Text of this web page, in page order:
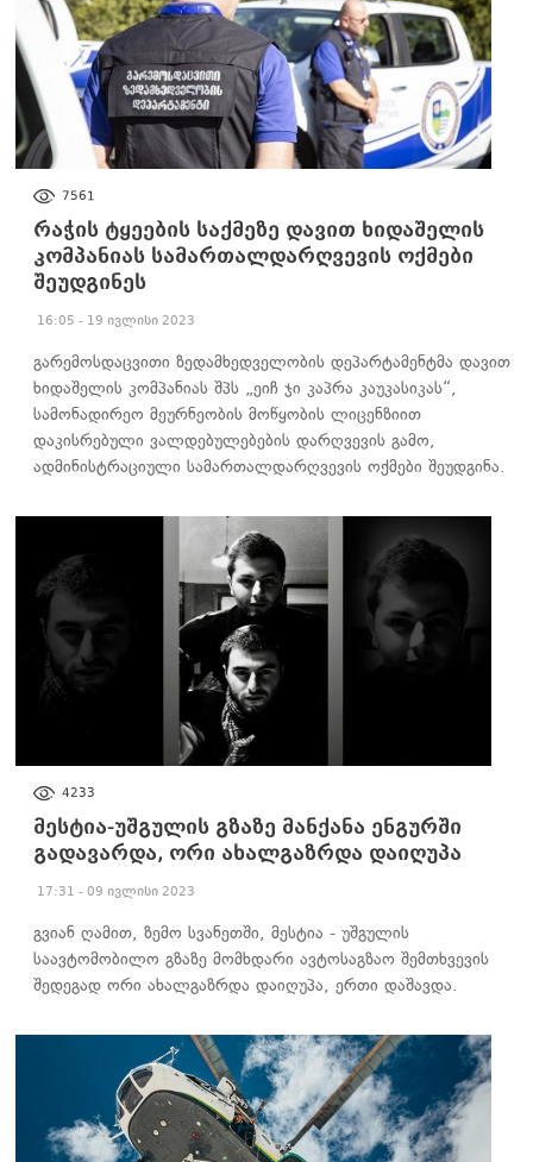
7561
რაჭის ტყეების საქმეზე დავით ხიდაშელის
კომპანიას სამართალდარღვევის ოქმები
შეუდგინეს
16:05 - 19 ივლისი 2023
გარემოსდაცვითი ზედამხედველობის დეპარტამენტმა დავით
ხიდაშელის კომპანიას შპს „ეიჩ ჯი კაპრა კაუკასიკას“,
სამონადირეო მეურნეობის მოწყობის ლიცენზიით
დაკისრებული ვალდებულებების დარღვევის გამო,
ადმინისტრაციული სამართალდარღვევის ოქმები შეუდგინა.
4233
მესტია-უშგულის გზაზე მანქანა ენგურში
გადავარდა, ორი ახალგაზრდა დაიღუპა
17:31 - 09 ივლისი 2023
გვიან ღამით, ზემო სვანეთში, მესტია - უშგულის
საავტომობილო გზაზე მომხდარი ავტოსაგზაო შემთხვევის
შედეგად ორი ახალგაზრდა დაიღუპა, ერთი დაშავდა.